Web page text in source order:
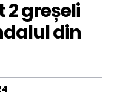
2 greșeli
din